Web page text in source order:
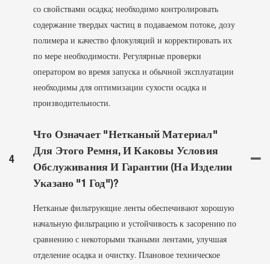
со свойствами осадка; необходимо контролировать
содержание твердых частиц в подаваемом потоке, дозу
полимера и качество флокуляций и корректировать их
по мере необходимости. Регулярные проверки
оператором во время запуска и обычной эксплуатации
необходимы для оптимизации сухости осадка и
производительности.
4
Что Означает "нетканый Материал"
Для Этого Ремня, И Каковы Условия
Обслуживания И Гарантии (на Изделии
Указано "1 Год")?
Нетканые фильтрующие ленты обеспечивают хорошую
начальную фильтрацию и устойчивость к засорению по
сравнению с некоторыми ткаными лентами, улучшая
отделение осадка и очистку. Плановое техническое